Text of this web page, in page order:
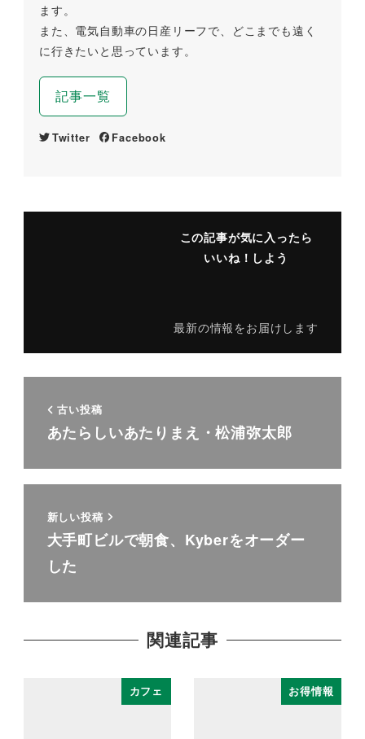
ます。
また、電気自動車の日産リーフで、どこまでも遠く
に行きたいと思っています。
記事一覧
Twitter Facebook
この記事が気に入ったら
いいね！しよう
最新の情報をお届けします
古い投稿
あたらしいあたりまえ・松浦弥太郎
新しい投稿
大手町ビルで朝食、Kyberをオーダー
した
関連記事
カフェ お得情報